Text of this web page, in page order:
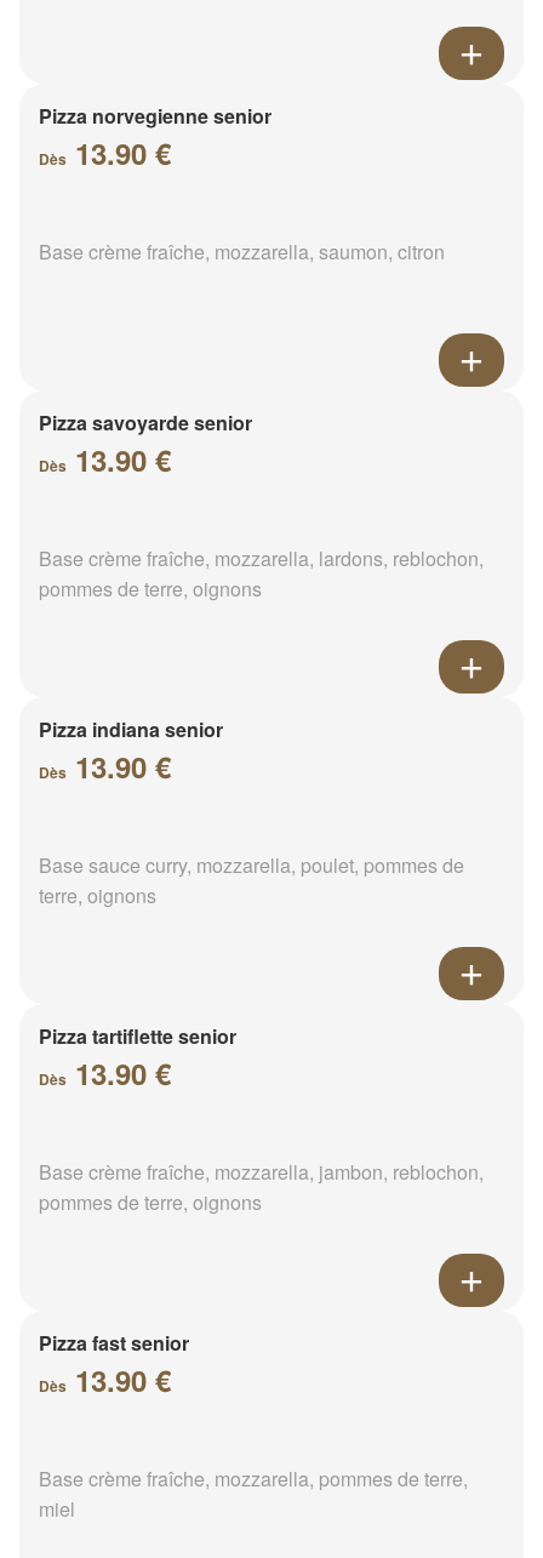
Pizza norvegienne senior
Dès 13.90 €
Base crème fraîche, mozzarella, saumon, citron
Pizza savoyarde senior
Dès 13.90 €
Base crème fraîche, mozzarella, lardons, reblochon,
pommes de terre, oignons
Pizza indiana senior
Dès 13.90 €
Base sauce curry, mozzarella, poulet, pommes de
terre, oignons
Pizza tartiflette senior
Dès 13.90 €
Base crème fraîche, mozzarella, jambon, reblochon,
pommes de terre, oignons
Pizza fast senior
Dès 13.90 €
Base crème fraîche, mozzarella, pommes de terre,
miel